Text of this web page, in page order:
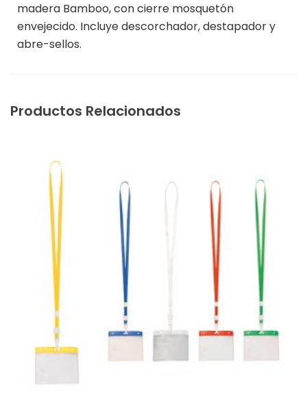
madera Bamboo, con cierre mosquetón
envejecido. Incluye descorchador, destapador y
abre-sellos.
Productos Relacionados